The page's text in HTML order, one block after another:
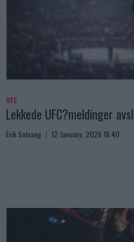
UFC
Lekkede UFC?meldinger
Erik Solvang 12 January, 2026 18:40